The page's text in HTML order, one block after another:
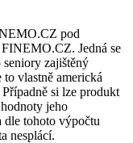
pod
Jedná se
zajištěný
vlastně americká
si lze produkt
jeho
dle tohoto výpočtu
nesplácí.